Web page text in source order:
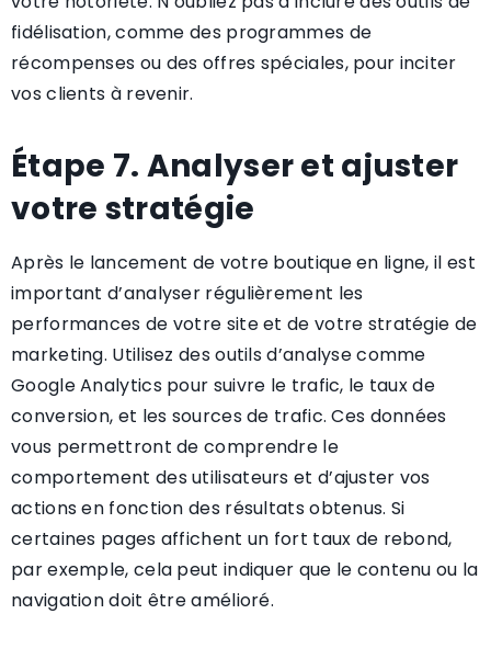
fidélisation, comme des programmes de
récompenses ou des offres spéciales, pour inciter
vos clients à revenir.
Étape 7. Analyser et ajuster
votre stratégie
Après le lancement de votre boutique en ligne, il est
important d’analyser régulièrement les
performances de votre site et de votre stratégie de
marketing. Utilisez des outils d’analyse comme
Google Analytics pour suivre le trafic, le taux de
conversion, et les sources de trafic. Ces données
vous permettront de comprendre le
comportement des utilisateurs et d’ajuster vos
actions en fonction des résultats obtenus. Si
certaines pages affichent un fort taux de rebond,
par exemple, cela peut indiquer que le contenu ou la
navigation doit être amélioré.